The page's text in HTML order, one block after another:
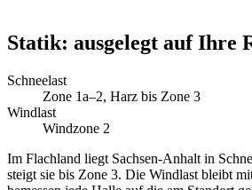
Statik: ausgelegt auf Ihre
Schneelast
Zone 1a–2, Harz bis Zone 3
Windlast
Windzone 2
Im Flachland liegt Sachsen-Anhalt in
steigt sie bis Zone 3. Die Windlast bleibt